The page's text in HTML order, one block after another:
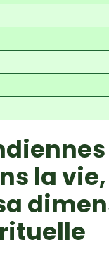
la